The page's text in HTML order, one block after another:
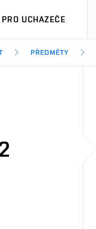
PRO UCHAZEČE
PŘEDMĚTY